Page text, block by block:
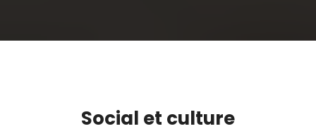
Social et culture